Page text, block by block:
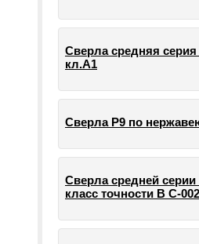
Сверла средняя
кл.А1
Сверла Р9 по
Сверла средней серии
класс точности В С-